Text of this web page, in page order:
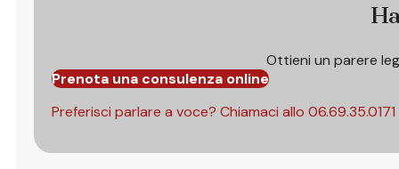
Ottieni un parere
Prenota una consulenza online
Preferisci parlare a voce? Chiamaci allo 06.69.35.0171